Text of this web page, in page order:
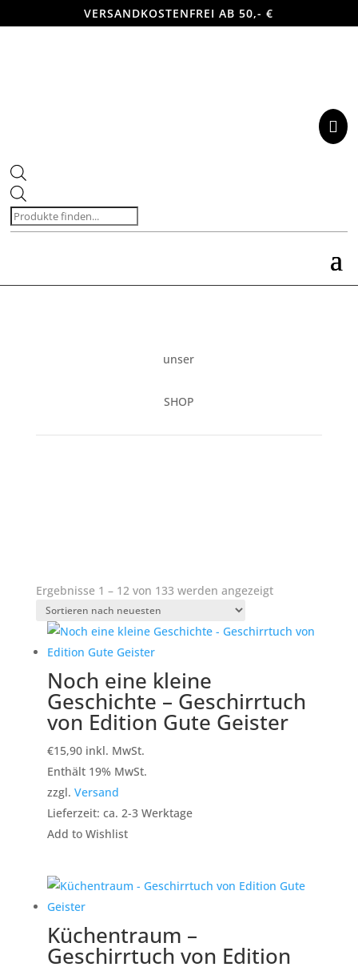
VERSANDKOSTENFREI AB 50,- €
search

unser
SHOP
Ergebnisse 1 – 12 von 133 werden angezeigtNach
sortiert
Noch eine kleine
Geschichte – Geschirrtuch
von Edition Gute Geister
€15,90 inkl. MwSt.
Enthält 19% MwSt.
zzgl. Versand
Lieferzeit: ca. 2-3 Werktage
Add to Wishlist
Küchentraum –
Geschirrtuch von Edition